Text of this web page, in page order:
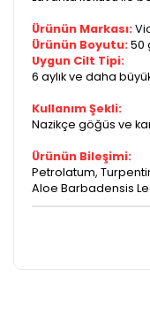
Ürünün Markası:
Ürünün Boyutu: 50
Uygun Cilt Tipi:
6 aylık ve daha
Kullanım Şekli:
Nazikçe göğüs ve
Ürünün Bileşimi:
Petrolatum,
Aloe Barbadensis